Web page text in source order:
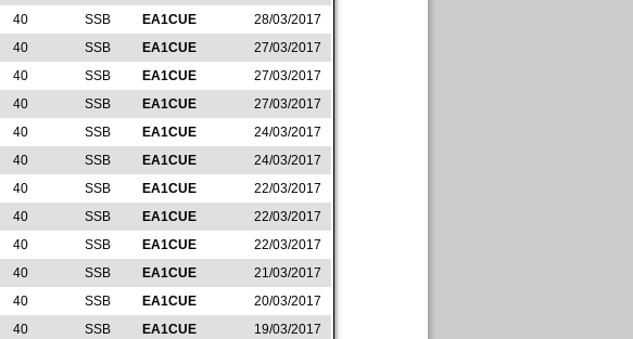
40 SSB EA1CUE
28/03/2017
40 SSB EA1CUE
27/03/2017
40 SSB EA1CUE
27/03/2017
40 SSB EA1CUE
27/03/2017
40 SSB EA1CUE
24/03/2017
40 SSB EA1CUE
24/03/2017
40 SSB EA1CUE
22/03/2017
40 SSB EA1CUE
22/03/2017
40 SSB EA1CUE
22/03/2017
40 SSB EA1CUE
21/03/2017
40 SSB EA1CUE
20/03/2017
40 SSB EA1CUE
19/03/2017